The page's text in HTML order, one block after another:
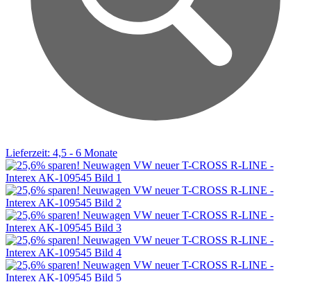
Lieferzeit: 4,5 - 6 Monate